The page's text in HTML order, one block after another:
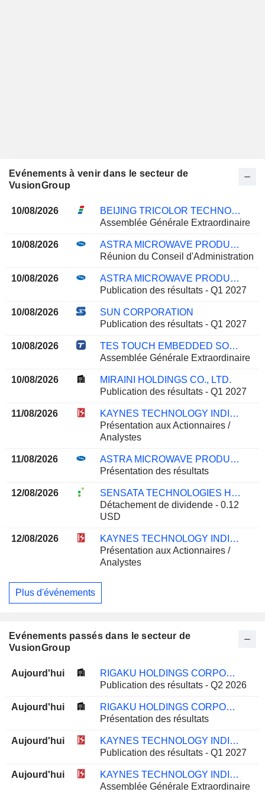
Evénements à venir dans le secteur de
VusionGroup
10/08/2026
BEIJING TRICOLOR TECHNOLOGY CO., LTD
Assemblée Générale Extraordinaire
10/08/2026
ASTRA MICROWAVE PRODUCTS LIMITED
Réunion du Conseil d'Administration
10/08/2026
ASTRA MICROWAVE PRODUCTS LIMITED
Publication des résultats - Q1 2027
10/08/2026
SUN CORPORATION
Publication des résultats - Q1 2027
10/08/2026
TES TOUCH EMBEDDED SOLUTIONS (XIAMEN) CO., LTD.
Assemblée Générale Extraordinaire
10/08/2026
MIRAINI HOLDINGS CO., LTD.
Publication des résultats - Q1 2027
11/08/2026
KAYNES TECHNOLOGY INDIA LIMITED
Présentation aux Actionnaires /
Analystes
11/08/2026
ASTRA MICROWAVE PRODUCTS LIMITED
Présentation des résultats
12/08/2026
SENSATA TECHNOLOGIES HOLDING PLC
Détachement de dividende - 0.12
USD
12/08/2026
KAYNES TECHNOLOGY INDIA LIMITED
Présentation aux Actionnaires /
Analystes
Plus d'événements
Evénements passés dans le secteur de
VusionGroup
Aujourd'hui
RIGAKU HOLDINGS CORPORATION
Publication des résultats - Q2 2026
Aujourd'hui
RIGAKU HOLDINGS CORPORATION
Présentation des résultats
Aujourd'hui
KAYNES TECHNOLOGY INDIA LIMITED
Publication des résultats - Q1 2027
Aujourd'hui
KAYNES TECHNOLOGY INDIA LIMITED
Assemblée Générale Extraordinaire